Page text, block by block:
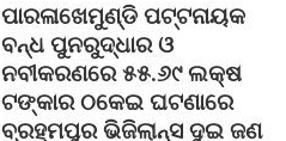
ପାରଳାଖେମୁଣ୍ଡି ପଟ୍ଟନାୟକ
ବନ୍ଧ ପୁନରୁଦ୍ଧାର ଓ
ନବୀକରଣରେ ୫୫.୬୯ ଲକ୍ଷ
ଟଙ୍କାର ଠକେଇ ଘଟଣାରେ
ବ୍ରହ୍ମପୁର ଭିଜିଲାନ୍ସ ଦୁଇ ଜଣ